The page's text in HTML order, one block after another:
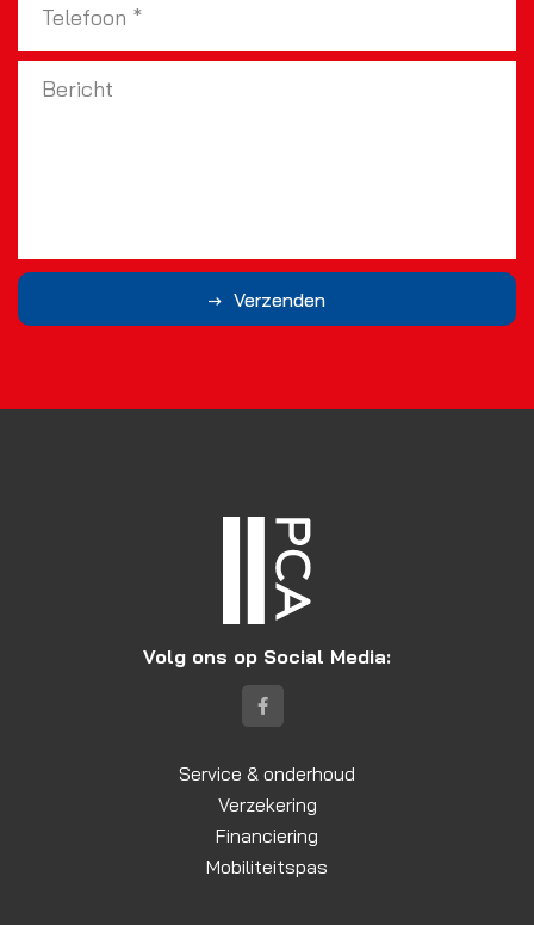
Verzenden
Volg ons op Social Media:
Service & onderhoud
Verzekering
Financiering
Mobiliteitspas